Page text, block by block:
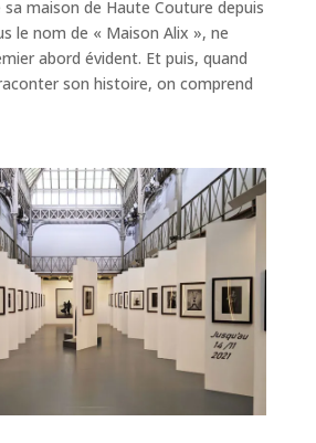
maison de Haute Couture depuis
le nom de « Maison Alix », ne
abord évident. Et puis, quand
son histoire, on comprend